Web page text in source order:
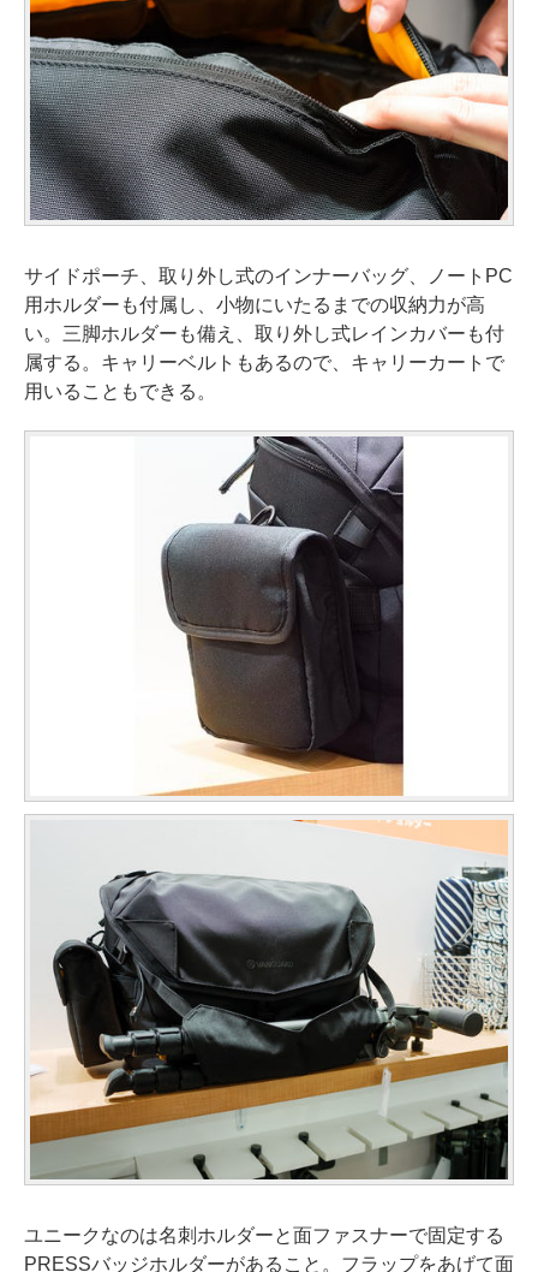
サイドポーチ、取り外し式のインナーバッグ、ノートPC
用ホルダーも付属し、小物にいたるまでの収納力が高
い。三脚ホルダーも備え、取り外し式レインカバーも付
属する。キャリーベルトもあるので、キャリーカートで
用いることもできる。
ユニークなのは名刺ホルダーと面ファスナーで固定する
PRESSバッジホルダーがあること。フラップをあげて面